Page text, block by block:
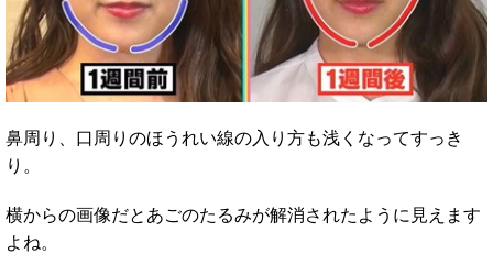
鼻周り、口周りのほうれい線の入り方も浅くなってすっき
り。
横からの画像だとあごのたるみが解消されたように見えます
よね。